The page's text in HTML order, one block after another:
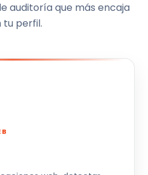
auditoría que más encaja
tu perfil.